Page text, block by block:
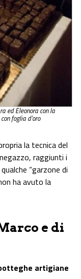
ed Eleonora con la
foglia d’oro
la tecnica del
raggiunti i
“garzone di
ha avuto la
e di
artigiane